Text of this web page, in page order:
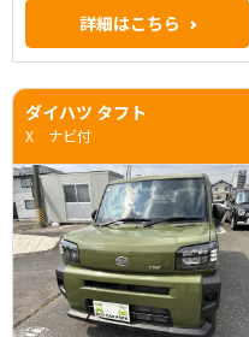
詳細はこちら
ダイハツ タフト
X ナビ付